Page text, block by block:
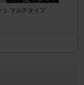
１ マルチタイプ